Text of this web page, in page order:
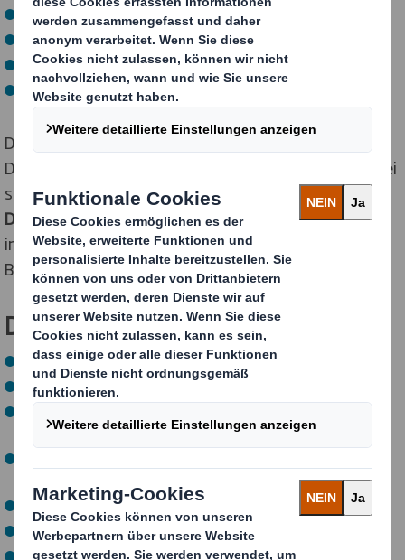
Technischer Vertrieb
Materialwirtschaft
Qualitätsmanagement
Produktionsplanung und -steuerung
Du selbst bist maßgeblich daran beteiligt, wie schnell
Du eigenverantwortlich Aufgaben übernehmen und bei
spannenden Projekten mitarbeitest.
Zeige uns, was in
Dir steckt!Gerne unterstützen wir Dich dabei,
interessante Themen für Deine Projekt- und
Bachelorarbeit zu finden.
Dein Profil für den Studiengang:
Abitur oder Fachhochschulreife
Gute Leistungen in Mathematik, Physik und Englisch
Technisches Verständnis und Fähigkeit Probleme zu
erkennen und zu lösen
Kommunikationsfähigkeit und sicheres Auftreten
verantwortungsbewusste Arbeitsweise
Teamfähigkeit